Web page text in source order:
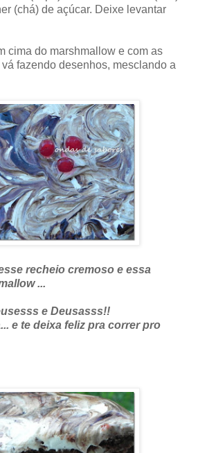
(chá) de açúcar. Deixe levantar
cima do marshmallow e com as
fazendo desenhos, mesclando a
recheio cremoso e essa
...
e Deusasss!!
e te deixa feliz pra correr pro